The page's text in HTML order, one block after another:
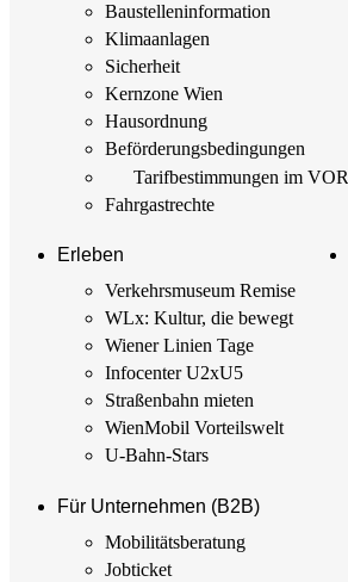
Baustellen­information
Klimaanlagen
Sicherheit
Kernzone Wien
Hausordnung
Beförderungs­bedingungen
Tarif­bestimmungen im VOR
Fahrgastrechte
Erleben
Verkehrsmuseum Remise
WLx: Kultur, die bewegt
Wiener Linien Tage
Infocenter U2xU5
Straßenbahn mieten
WienMobil Vorteilswelt
U-Bahn-Stars
Für Unternehmen (B2B)
Mobilitäts­beratung
Jobticket